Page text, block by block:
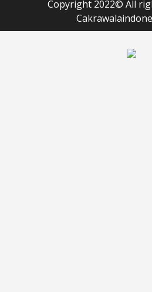
Copyright 2022© All